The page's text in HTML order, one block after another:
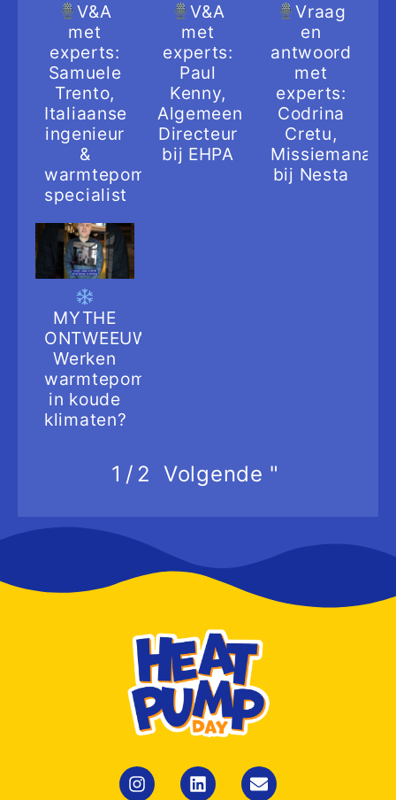
V&A
met
experts:
Samuele
Trento,
Italiaanse
ingenieur
&
warmtepomp
specialist
V&A
met
experts:
Paul
Kenny,
Algemeen
Directeur
bij EHPA
Vraag
en
antwoord
met
experts:
Codrina
Cretu,
bij Nesta
MYTHE
ONTWEEUWT:
Werken
warmtepompen
in koude
klimaten?
1 / 2 Volgende "